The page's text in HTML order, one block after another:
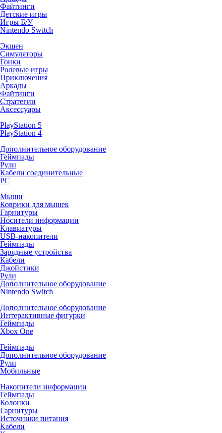
Файтинги
Детские игры
Игры Б/У
Nintendo Switch
Экшен
Симуляторы
Гонки
Ролевые игры
Приключения
Аркады
Файтинги
Стратегии
Аксессуары
PlayStation 5
PlayStation 4
Дополнительное оборудование
Геймпады
Рули
Кабели соединительные
PC
Мыши
Коврики для мышек
Гарнитуры
Носители информации
Клавиатуры
USB-накопители
Геймпады
Зарядные устройства
Кабели
Джойстики
Рули
Дополнительное оборудование
Nintendo Switch
Дополнительное оборудование
Интерактивные фигурки
Геймпады
Xbox One
Геймпады
Дополнительное оборудование
Рули
Мобильные
Накопители информации
Геймпады
Колонки
Гарнитуры
Источники питания
Кабели